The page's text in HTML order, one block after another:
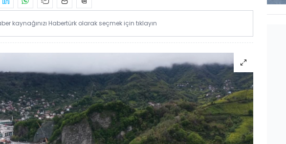
kaynağınızı Habertürk olarak seçmek için tıklayın